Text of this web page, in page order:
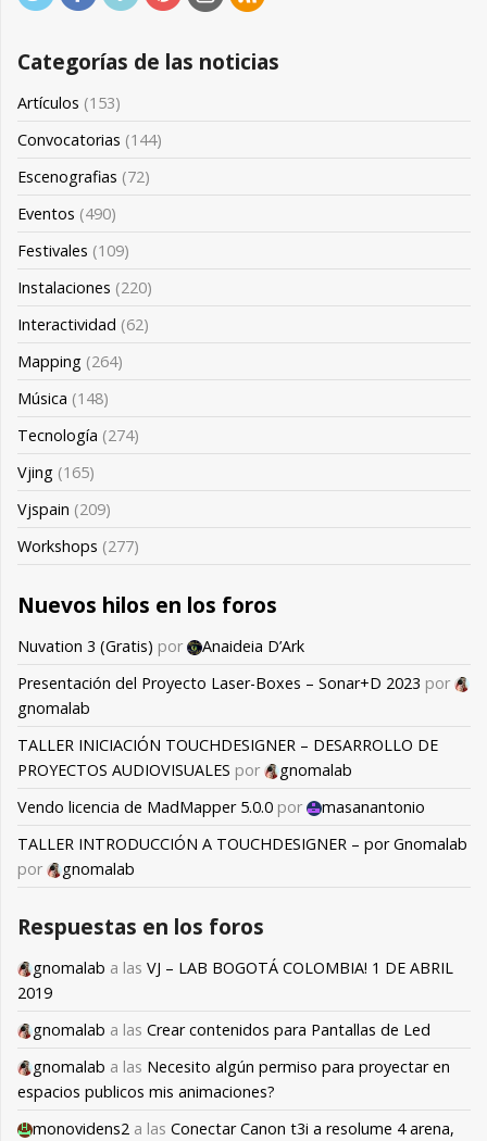
Categorías de las noticias
Artículos (153)
Convocatorias (144)
Escenografias (72)
Eventos (490)
Festivales (109)
Instalaciones (220)
Interactividad (62)
Mapping (264)
Música (148)
Tecnología (274)
Vjing (165)
Vjspain (209)
Workshops (277)
Nuevos hilos en los foros
Nuvation 3 (Gratis) por
Anaideia D’Ark
Presentación del Proyecto Laser-Boxes – Sonar+D 2023 por
gnomalab
TALLER INICIACIÓN TOUCHDESIGNER – DESARROLLO DE
PROYECTOS AUDIOVISUALES por
gnomalab
Vendo licencia de MadMapper 5.0.0 por
masanantonio
TALLER INTRODUCCIÓN A TOUCHDESIGNER – por Gnomalab
por
gnomalab
Respuestas en los foros
gnomalab a las VJ – LAB BOGOTÁ COLOMBIA! 1 DE ABRIL
2019
gnomalab a las Crear contenidos para Pantallas de Led
gnomalab a las Necesito algún permiso para proyectar en
espacios publicos mis animaciones?
monovidens2 a las Conectar Canon t3i a resolume 4 arena,